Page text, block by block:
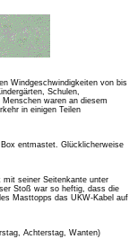
Windgeschwindigkeiten von bis
Schulen,
waren an diesem
in einigen Teilen
entmastet. Glücklicherweise
mit seiner Seitenkante unter
Stoß war so heftig, dass die
Masttopps das UKW-Kabel auf
Achterstag, Wanten)